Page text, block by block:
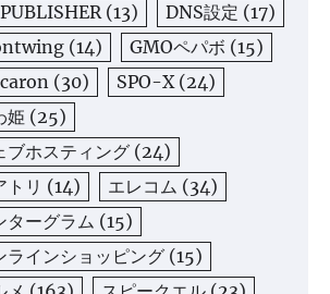
(13) DNS設定 (17)
(14) GMOペパボ (15)
(30) SPO-X(24)
姫 (25)
ブホスティング (24)
トリ (14) エレコム (34)
ターグラム (15)
ラインショッピング (15)